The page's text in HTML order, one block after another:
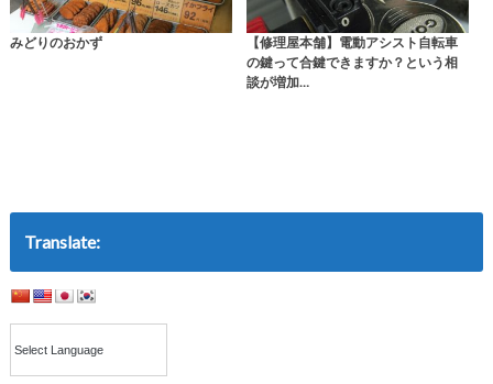
みどりのおかず
【修理屋本舗】電動アシスト自転車
の鍵って合鍵できますか？という相
談が増加…
Translate: